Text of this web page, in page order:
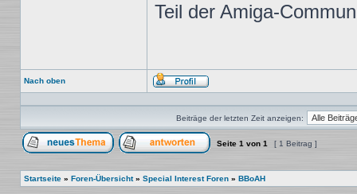
Teil der Amiga-
Nach oben
Profil
Beiträge der letzten Zeit anzeigen:
Seite 1 von 1 [ 1 Beitrag ]
Startseite » Foren-Übersicht» Special Interest Foren » BBoAH